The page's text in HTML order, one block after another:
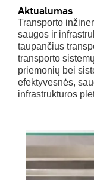
Aktualumas
Transporto
saugos ir
taupančius
transporto
priemonių bei
efektyvesnės,
infrastruktūros